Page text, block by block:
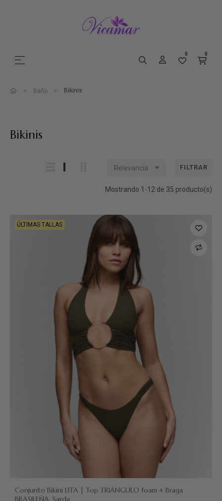
Navegación de palanca
☰ 0 0
Baño Bikinis
Bikinis
Relevancia  FILTRAR
Mostrando 1-12 de 35 producto(s)
ÚLTIMAS TALLAS
Conjunto Bikini LITA | Top TRIÁNGULO foam + Braga
BRASILEÑA, Sarda